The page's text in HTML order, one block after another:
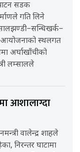
सडक
गति लिने
स्थलगत
अर्घाखाँचीको
लम्सालले
आशालाग्दा
वालेन्द्र शाहले
निरन्तर घाटामा